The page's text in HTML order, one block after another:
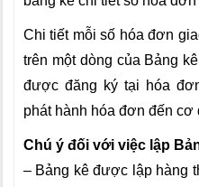
Chi tiết mỗi số hóa đơn
trên một dòng của Bảng
được đăng ký tại hóa
phát hành hóa đơn đến cơ
Chú ý đối với việc lập
– Bảng kê được lập hàng